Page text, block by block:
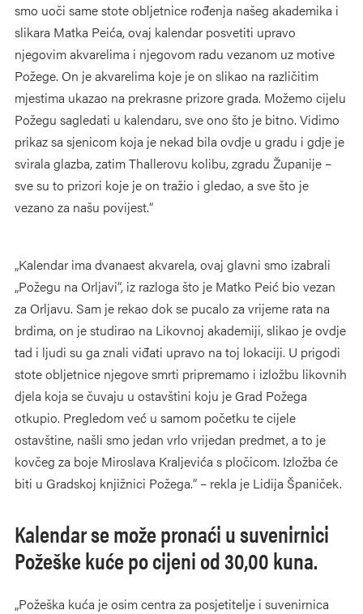
smo uoči same stote obljetnice rođenja našeg akademika i
slikara Matka Peića, ovaj kalendar posvetiti upravo
njegovim akvarelima i njegovom radu vezanom uz motive
Požege. On je akvarelima koje je on slikao na različitim
mjestima ukazao na prekrasne prizore grada. Možemo cijelu
Požegu sagledati u kalendaru, sve ono što je bitno. Vidimo
prikaz sa sjenicom koja je nekad bila ovdje u gradu i gdje je
svirala glazba, zatim Thallerovu kolibu, zgradu Županije –
sve su to prizori koje je on tražio i gledao, a sve što je
vezano za našu povijest.“
„Kalendar ima dvanaest akvarela, ovaj glavni smo izabrali
„Požegu na Orljavi“, iz razloga što je Matko Peić bio vezan
za Orljavu. Sam je rekao dok se pucalo za vrijeme rata na
brdima, on je studirao na Likovnoj akademiji, slikao je ovdje
tad i ljudi su ga znali viđati upravo na toj lokaciji. U prigodi
stote obljetnice njegove smrti pripremamo i izložbu likovnih
djela koja se čuvaju u ostavštini koju je Grad Požega
otkupio. Pregledom već u samom početku te cijele
ostavštine, našli smo jedan vrlo vrijedan predmet, a to je
kovčeg za boje Miroslava Kraljevića s pločicom. Izložba će
biti u Gradskoj knjižnici Požega.“ – rekla je Lidija Španiček.
Kalendar se može pronaći u suvenirnici
Požeške kuće po cijeni od 30,00 kuna.
„Požeška kuća je osim centra za posjetitelje i suvenirnica